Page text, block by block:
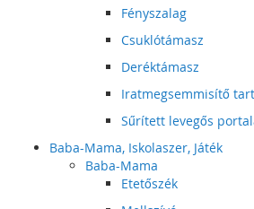
Fényszalag
Csuklótámasz
Deréktámasz
Iratmegsemmisítő
Sűrített levegős
Baba-Mama, Iskolaszer, Játék
Baba-Mama
Etetőszék